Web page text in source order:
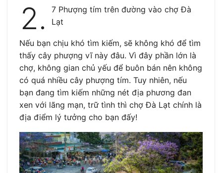
2.
7 Phượng tím trên đường vào chợ Đà
Lạt
Nếu bạn chịu khó tìm kiếm, sẽ không khó để tìm
thấy cây phượng vĩ này đâu. Vì đây phần lớn là
chợ, không gian chủ yếu để buôn bán nên không
có quá nhiều cây phượng tím. Tuy nhiên, nếu
bạn đang tìm kiếm những nét địa phương đan
xen với lãng mạn, trữ tình thì chợ Đà Lạt chính là
địa điểm lý tưởng cho bạn đấy!